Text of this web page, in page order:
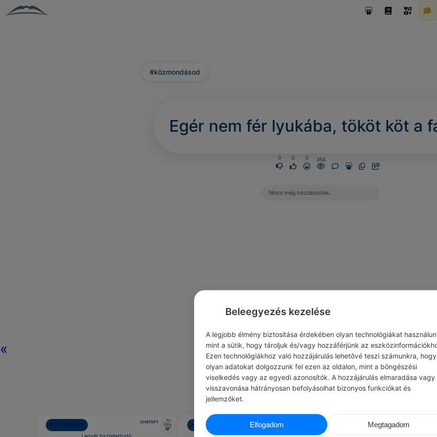
«
#közmondásod
Egér nem fér lyukába, tököt köt a
0 0 0 354
Nincs még hozzászólás.
#JÓ TANÁCS CHATGPT #IDÉZETEK ÉLET MILAN KUNDERA #IDÉZETEK ÉLET
Ha az ember megbeszéli magával, hogy
Beleegyezés kezelése
A legjobb élmény biztosítása érdekében olyan technológiákat
mint a sütik, hogy tároljuk és/vagy hozzáférjünk az
Ezen technológiákhoz való hozzájárulás lehetővé teszi számunkra, hogy
olyan adatokat dolgozzunk fel ezen az oldalon, mint a böngészési
viselkedés vagy az egyedi azonosítók. A hozzájárulás elmaradása vagy
visszavonása hátrányosan befolyásolhat bizonyos funkciókat és
jellemzőket.
Elfogadom Megtagadom